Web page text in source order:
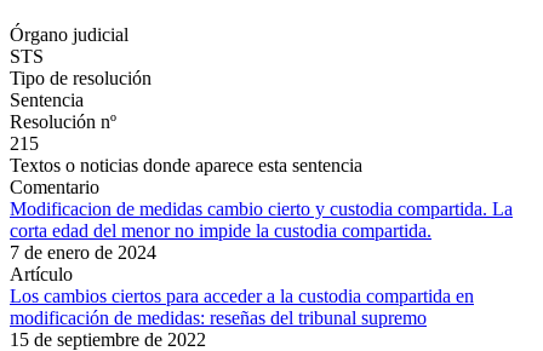
Órgano judicial
STS
Tipo de resolución
Sentencia
Resolución nº
215
Textos o noticias donde aparece esta sentencia
Comentario
Modificacion de medidas cambio cierto y custodia compartida. La
corta edad del menor no impide la custodia compartida.
7 de enero de 2024
Artículo
Los cambios ciertos para acceder a la custodia compartida en
modificación de medidas: reseñas del tribunal supremo
15 de septiembre de 2022